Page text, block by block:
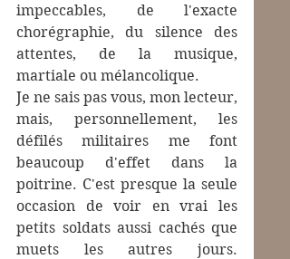
impeccables, de l'exacte
chorégraphie, du silence des
attentes, de la musique,
martiale ou mélancolique.
Je ne sais pas vous, mon lecteur,
mais, personnellement, les
défilés militaires me font
beaucoup d'effet dans la
poitrine. C'est presque la seule
occasion de voir en vrai les
petits soldats aussi cachés que
muets les autres jours.